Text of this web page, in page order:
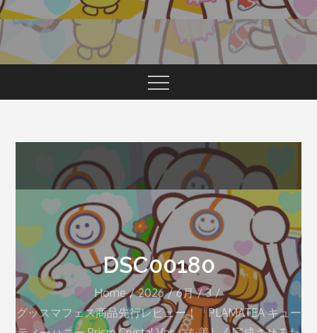
DSC00180
Home 2026 6月
3
グッスマフェス商品先行レビュー！「PLAMATEA キュー